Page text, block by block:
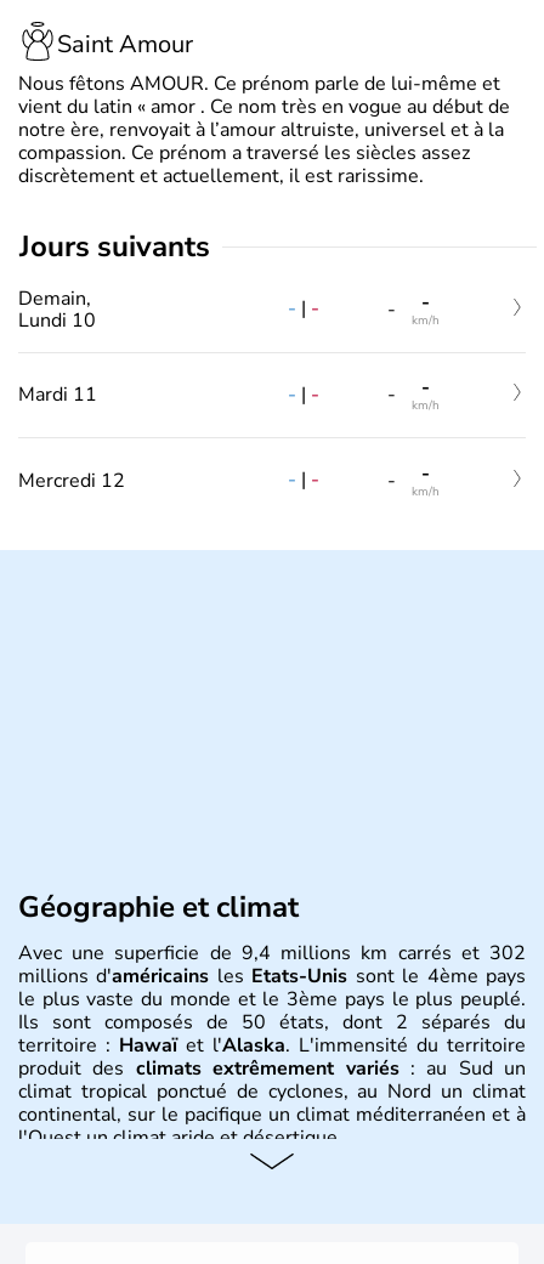
Saint Amour
Nous fêtons AMOUR. Ce prénom parle de lui-même et
vient du latin « amor . Ce nom très en vogue au début de
notre ère, renvoyait à l’amour altruiste, universel et à la
compassion. Ce prénom a traversé les siècles assez
discrètement et actuellement, il est rarissime.
jours suivants
Demain,
Lundi 10
- | - - -
km/h
Mardi 11 - | - - -
km/h
Mercredi 12 - | - - -
km/h
Géographie et climat
Avec une superficie de 9,4 millions km carrés et 302
millions d'américains les Etats-Unis sont le 4ème pays
le plus vaste du monde et le 3ème pays le plus peuplé.
Ils sont composés de 50 états, dont 2 séparés du
territoire : Hawaïet l'Alaska. L'immensité du territoire
produit des climats extrêmement variés: au Sud un
climat tropical ponctué de cyclones, au Nord un climat
continental, sur le pacifique un climat méditerranéen et à
l'Ouest un climat aride et désertique.